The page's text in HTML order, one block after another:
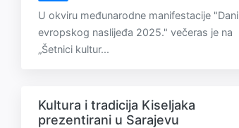
U okviru međunarodne manifestacije "Dani
evropskog naslijeđa 2025." večeras je na
„Šetnici kultur...
Kultura i tradicija Kiseljaka
prezentirani u Sarajevu